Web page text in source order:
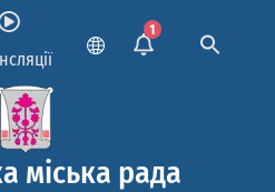
1
міська рада